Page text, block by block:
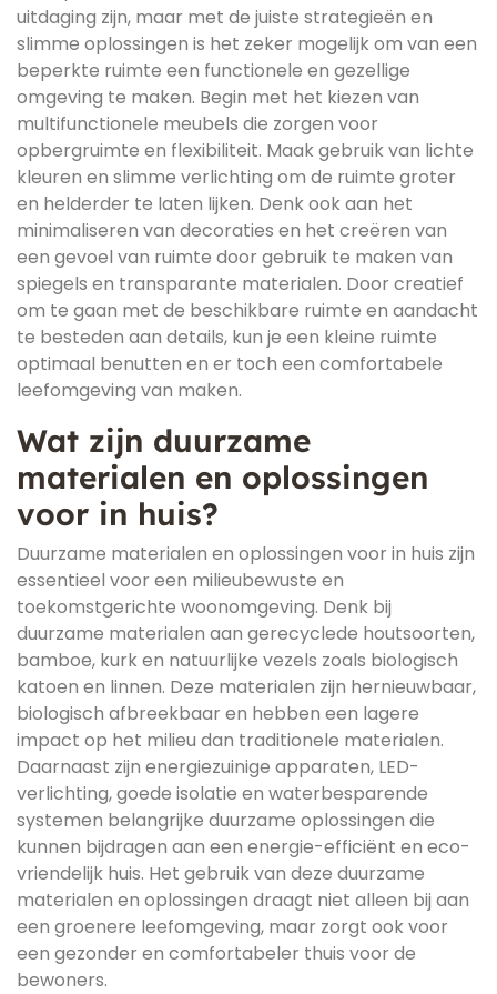
uitdaging zijn, maar met de juiste strategieën en
slimme oplossingen is het zeker mogelijk om van een
beperkte ruimte een functionele en gezellige
omgeving te maken. Begin met het kiezen van
multifunctionele meubels die zorgen voor
opbergruimte en flexibiliteit. Maak gebruik van lichte
kleuren en slimme verlichting om de ruimte groter
en helderder te laten lijken. Denk ook aan het
minimaliseren van decoraties en het creëren van
een gevoel van ruimte door gebruik te maken van
spiegels en transparante materialen. Door creatief
om te gaan met de beschikbare ruimte en aandacht
te besteden aan details, kun je een kleine ruimte
optimaal benutten en er toch een comfortabele
leefomgeving van maken.
Wat zijn duurzame
materialen en oplossingen
voor in huis?
Duurzame materialen en oplossingen voor in huis zijn
essentieel voor een milieubewuste en
toekomstgerichte woonomgeving. Denk bij
duurzame materialen aan gerecyclede houtsoorten,
bamboe, kurk en natuurlijke vezels zoals biologisch
katoen en linnen. Deze materialen zijn hernieuwbaar,
biologisch afbreekbaar en hebben een lagere
impact op het milieu dan traditionele materialen.
Daarnaast zijn energiezuinige apparaten, LED-
verlichting, goede isolatie en waterbesparende
systemen belangrijke duurzame oplossingen die
kunnen bijdragen aan een energie-efficiënt en eco-
vriendelijk huis. Het gebruik van deze duurzame
materialen en oplossingen draagt niet alleen bij aan
een groenere leefomgeving, maar zorgt ook voor
een gezonder en comfortabeler thuis voor de
bewoners.